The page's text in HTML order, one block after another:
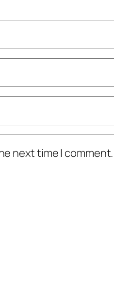
next time I comment.